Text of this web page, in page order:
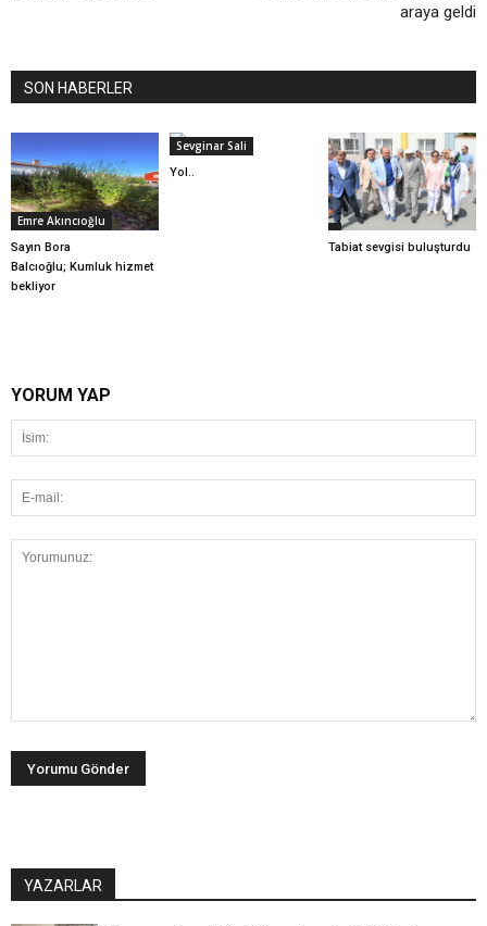
araya geldi
SON HABERLER
Emre Akıncıoğlu
Sayın Bora
Balcıoğlu; Kumluk hizmet
bekliyor
Sevginar Sali
Yol..
Tabiat sevgisi buluşturdu
YORUM YAP
YAZARLAR